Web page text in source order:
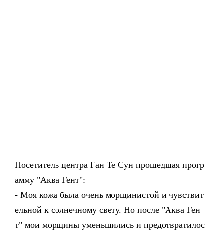
Посетитель центра Ган Те Сун прошедшая прогр
амму "Аква Гент":
- Моя кожа была очень морщинистой и чувствит
ельной к солнечному свету. Но после "Аква Ген
т" мои морщины уменьшились и предотвратилос